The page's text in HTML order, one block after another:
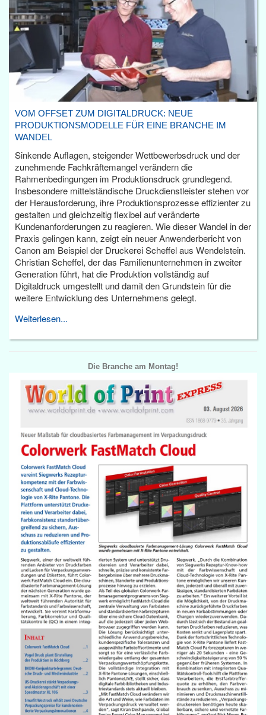
VOM OFFSET ZUM DIGITALDRUCK: NEUE
PRODUKTIONSMODELLE FÜR EINE BRANCHE IM
WANDEL
Sinkende Auflagen, steigender Wettbewerbsdruck und der
zunehmende Fachkräftemangel verändern die
Rahmenbedingungen im Produktionsdruck grundlegend.
Insbesondere mittelständische Druckdienstleister stehen vor
der Herausforderung, ihre Produktionsprozesse effizienter zu
gestalten und gleichzeitig flexibel auf veränderte
Kundenanforderungen zu reagieren. Wie dieser Wandel in der
Praxis gelingen kann, zeigt ein neuer Anwenderbericht von
Canon am Beispiel der Druckerei Scheffel aus Wendelstein.
Christian Scheffel, der das Familienunternehmen in zweiter
Generation führt, hat die Produktion vollständig auf
Digitaldruck umgestellt und damit den Grundstein für die
weitere Entwicklung des Unternehmens gelegt.
Weiterlesen...
Die Branche am Montag!